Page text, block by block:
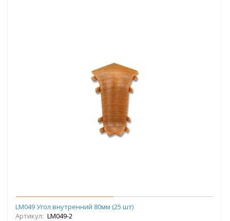
LM049 Угол внутренний 80мм (25 шт)
Артикул: LM049-2